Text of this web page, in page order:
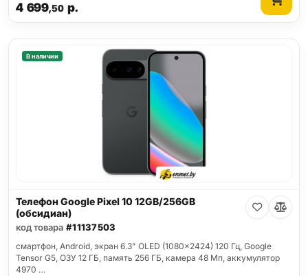
4 699,50 р.
В наличии
Телефон Google Pixel 10 12GB/256GB
(обсидиан)
код товара #11137503
смартфон, Android, экран 6.3" OLED (1080x2424) 120 Гц, Google
Tensor G5, ОЗУ 12 ГБ, память 256 ГБ, камера 48 Мп, аккумулятор
4970 …